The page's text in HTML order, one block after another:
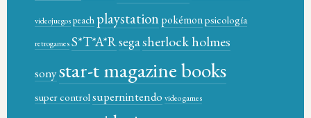
videojuegospeach playstationpokémonpsicología
retrogamesS*T*A*Rsegasherlock holmes
sonystar-t magazine books
super control supernintendo video games